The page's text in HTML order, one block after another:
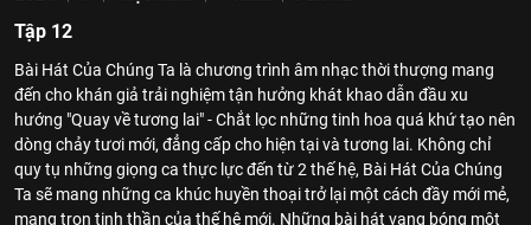
Tập 12
Bài Hát Của Chúng Ta là chương trình âm nhạc thời thượng mang
đến cho khán giả trải nghiệm tận hưởng khát khao dẫn đầu xu
hướng "Quay về tương lai" - Chắt lọc những tinh hoa quá khứ tạo nên
dòng chảy tươi mới, đẳng cấp cho hiện tại và tương lai. Không chỉ
quy tụ những giọng ca thực lực đến từ 2 thế hệ, Bài Hát Của Chúng
Ta sẽ mang những ca khúc huyền thoại trở lại một cách đầy mới mẻ,
mang trọn tinh thần của thế hệ mới. Những bài hát vang bóng một